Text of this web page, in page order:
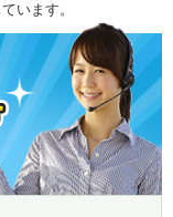
います。